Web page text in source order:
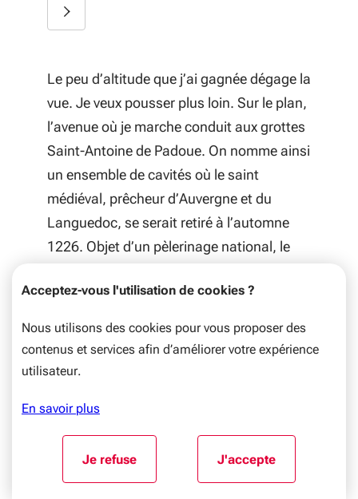
Acceptez-vous l'utilisation de cookies ?
Nous utilisons des cookies pour vous proposer des
contenus et services afin d’améliorer votre expérience
utilisateur.
En savoir plus
Je refuse
l'utilisation de cookies
J'accepte
l'utilisation de
Le peu d’altitude que j’ai gagnée dégage la
vue. Je veux pousser plus loin. Sur le plan,
l’avenue où je marche conduit aux grottes
Saint-Antoine de Padoue. On nomme ainsi
un ensemble de cavités où le saint
médiéval, prêcheur d’Auvergne et du
Languedoc, se serait retiré à l’automne
1226. Objet d’un pèlerinage national, le
de tout le pays.
grotte, ornée d’une statue de saint
François d’Assise, je suis saisi par le
Aller au début du contenu